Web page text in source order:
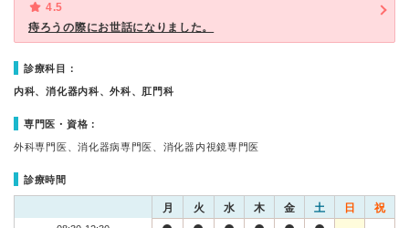
4.5
痔ろうの際にお世話になりました。
診療科目：
内科、消化器内科、外科、肛門科
専門医・資格：
外科専門医、消化器病専門医、消化器内視鏡専門医
診療時間
月 火 水 木 金 土 日 祝